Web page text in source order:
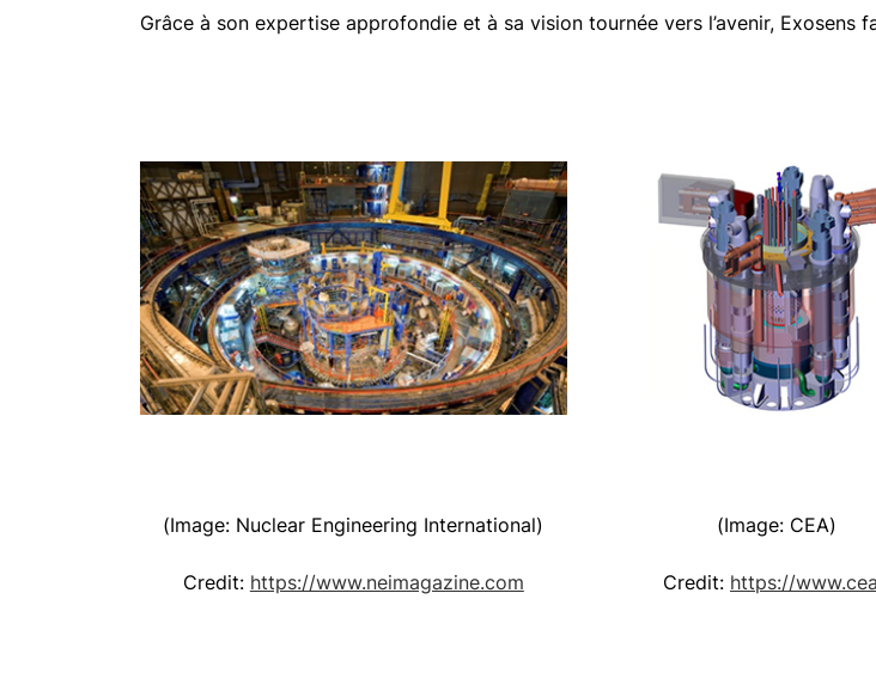
Grâce à son expertise approfondie et à sa vision tournée vers l’avenir, Exosens
(Image: Nuclear Engineering International)
Credit: https://www.neimagazine.com
(Image: CEA)
Credit: https://